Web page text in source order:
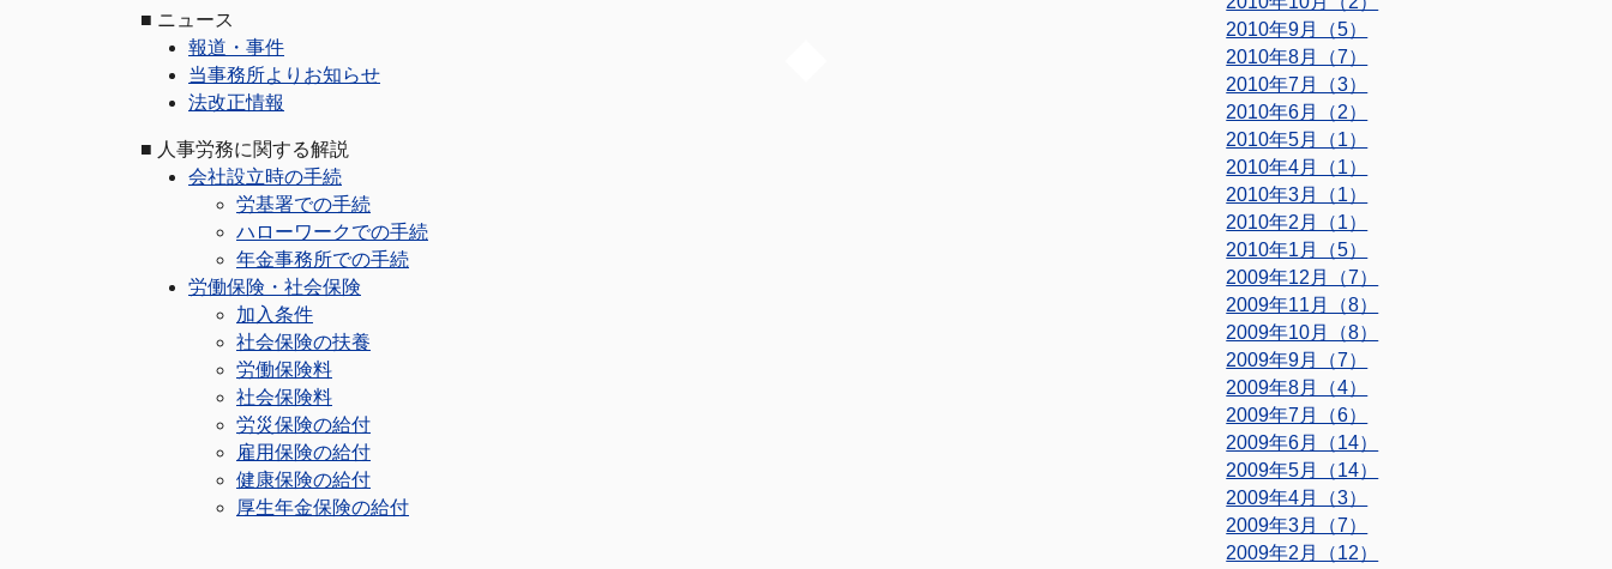
■ ニュース
報道・事件
当事務所よりお知らせ
法改正情報
■ 人事労務に関する解説
会社設立時の手続
労基署での手続
ハローワークでの手続
年金事務所での手続
労働保険・社会保険
加入条件
社会保険の扶養
労働保険料
社会保険料
労災保険の給付
雇用保険の給付
健康保険の給付
厚生年金保険の給付
2010年9月（5）
2010年8月（7）
2010年7月（3）
2010年6月（2）
2010年5月（1）
2010年4月（1）
2010年3月（1）
2010年2月（1）
2010年1月（5）
2009年12月（7）
2009年11月（8）
2009年10月（8）
2009年9月（7）
2009年8月（4）
2009年7月（6）
2009年6月（14）
2009年5月（14）
2009年4月（3）
2009年3月（7）
2009年2月（12）